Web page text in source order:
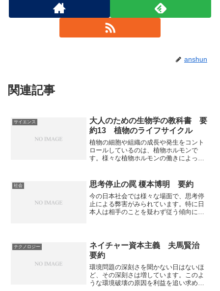
anshun
関連記事
サイエンス
大人のための生物学の教科書 要
約13 植物のライフサイクル
植物の細胞や組織の成長や発生をコント
ロールしているのは、植物ホルモンで
す。様々な植物ホルモンの働きによっ
植物の独自性があるのかを知ることがで
きる本になっています。
社会 思考停止の罠 榎本博明 要約
今の日本社会では様々な場面で、思考停
止による弊害がみられています。特に日
本人は相手のことを疑わず従う傾向にあ
のかなど「思考停止の罠」と思考停止か
ら脱却する方法を知ることができる本に
なっています。
テクノロジー
ネイチャー資本主義 夫馬賢治
要約
環境問題の深刻さを聞かない日はないほ
ど、その深刻さは増しています。このよ
うな環境破壊の原因を利益を追い求める